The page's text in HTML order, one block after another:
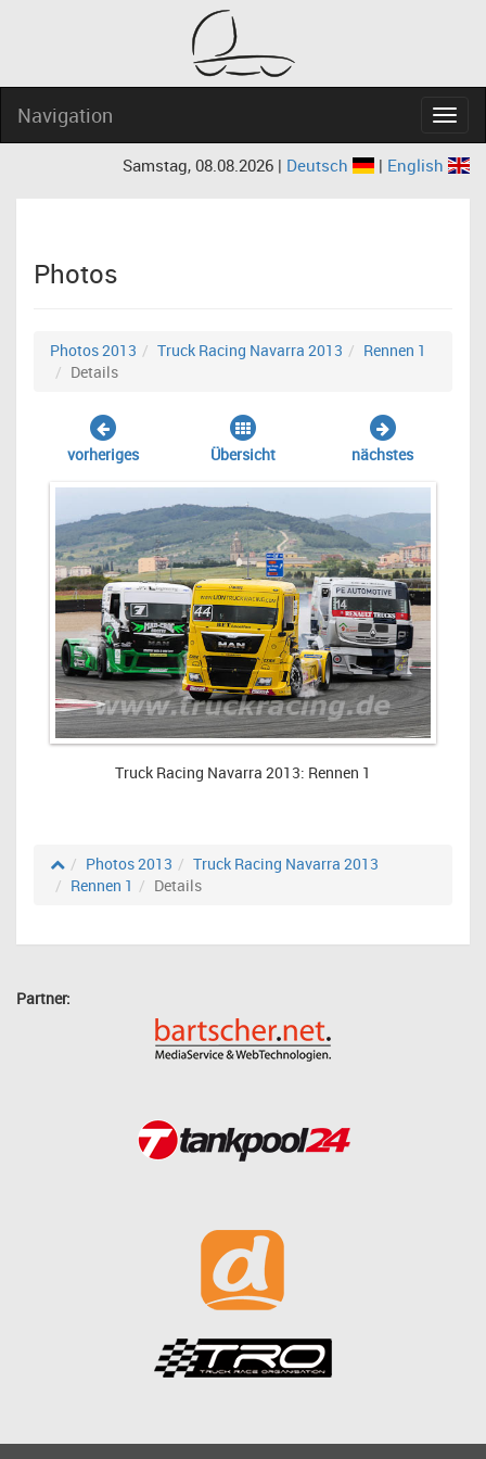
Navigation
Samstag, 08.08.2026 | Deutsch | English
Photos
Photos 2013 Truck Racing Navarra 2013
Rennen 1
Details
vorheriges Übersicht nächstes
Truck Racing Navarra 2013: Rennen 1
Photos 2013
Truck Racing Navarra 2013
Rennen 1
Details
Partner: